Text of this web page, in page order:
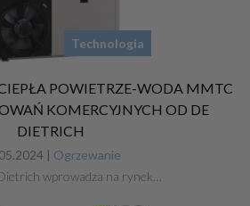
Technologia
POWIETRZE-WODA MMTC
KOMERCYJNYCH OD DE
DIETRICH
| Ogrzewanie
wprowadza na rynek…